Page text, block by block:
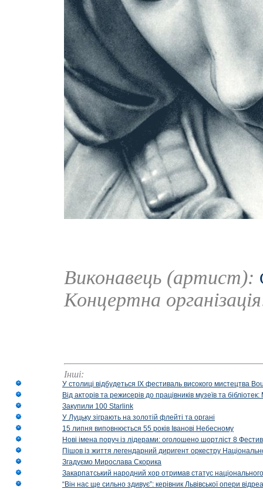
Виконавець (артист):
Концертна
Інші:
У столиці відбудеться IX фестиваль високого мистецтва
Від акторів та режисерів до працівників музеїв та
Закупили 100 Starlink
У Луцьку зіграють на золотій флейті та органі
15 липня виповнюється 55 років Іванові Небесному
Нові імена поруч із лідерами: оголошено шортліст 8
Пішов із життя легендарний диригент оркестру
Згадуємо Мирослава Скорика
Закарпатський народний хор отримав статус національного
“Він нас ще сильно здивує”: керівник Львівської опери